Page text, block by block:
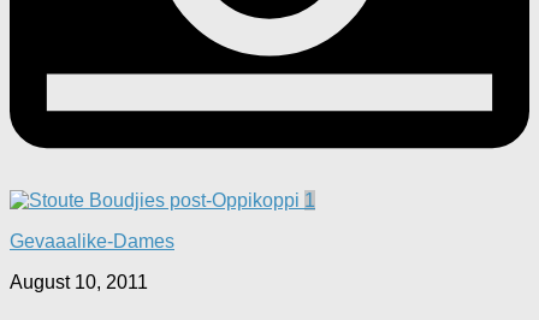
1
Gevaaalike-Dames
August 10, 2011